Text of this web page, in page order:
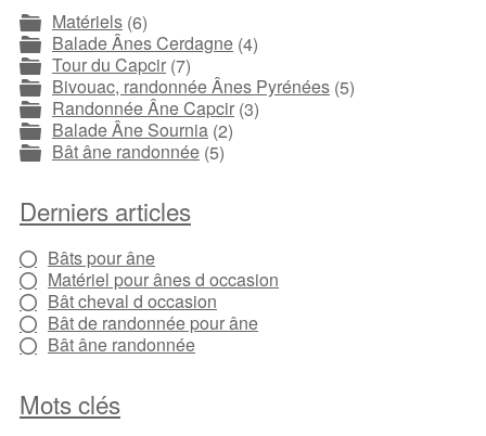
Matériels (6)
Balade Ânes Cerdagne (4)
Tour du Capcir (7)
Bivouac, randonnée Ânes Pyrénées (5)
Randonnée Âne Capcir (3)
Balade Âne Sournia (2)
Bât âne randonnée (5)
Derniers articles
Bâts pour âne
Matériel pour ânes d occasion
Bât cheval d occasion
Bât de randonnée pour âne
Bât âne randonnée
Mots clés